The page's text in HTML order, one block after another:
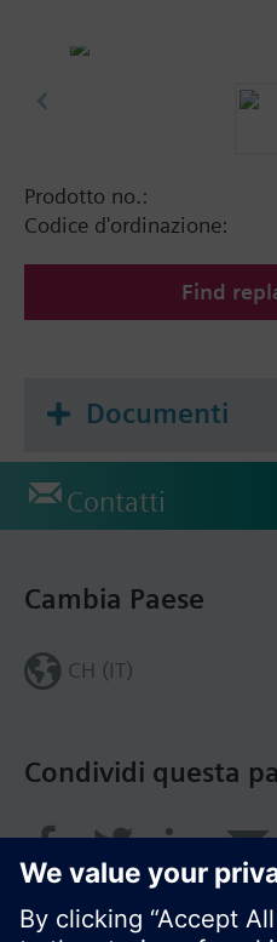
Prodotto no.:
Codice d'ordinazione:
Find
Documenti
Contatti
Condividi questa
Cambia Paese
CH (IT)